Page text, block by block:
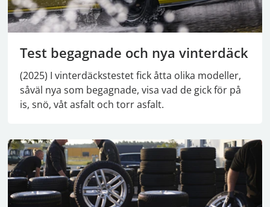
Test begagnade och nya vinterdäck
(2025) I vinterdäckstestet fick åtta olika modeller,
såväl nya som begagnade, visa vad de gick för på
is, snö, våt asfalt och torr asfalt.